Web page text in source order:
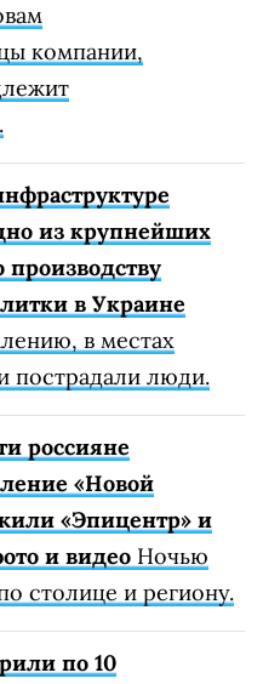
компании,
из крупнейших
в Украине
в местах
пострадали люди.
россияне
«Новой
«Эпицентр» и
и видео Ночью
столице и региону.
по 10